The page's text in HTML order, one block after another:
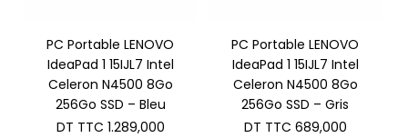
PC Portable LENOVO
IdeaPad 1 15IJL7 Intel
Celeron N4500 8Go
256Go SSD – Bleu
DT TTC 1.289,000
PC Portable LENOVO
IdeaPad 1 15IJL7 Intel
Celeron N4500 8Go
256Go SSD – Gris
DT TTC 689,000